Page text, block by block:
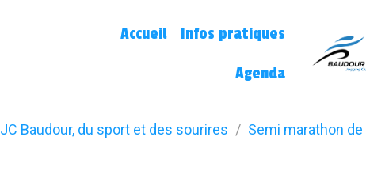
Accueil Infos pratiques
Agenda
JC Baudour, du sport et des sourires Semi marathon